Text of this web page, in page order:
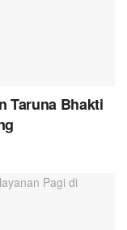
Taruna Bhakti